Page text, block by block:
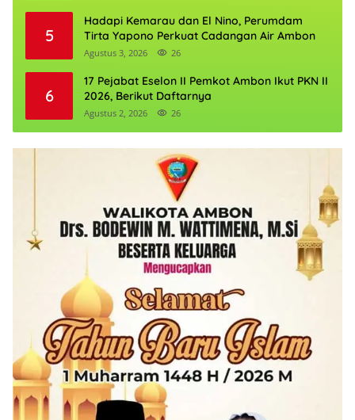
5
Hadapi Kemarau dan El Nino, Perumdam
Tirta Yapono Perkuat Cadangan Air Ambon
Agustus 3, 2026 26
6
17 Pejabat Eselon II Pemkot Ambon Ikut PKN II
2026, Berikut Daftarnya
Agustus 2, 2026 26